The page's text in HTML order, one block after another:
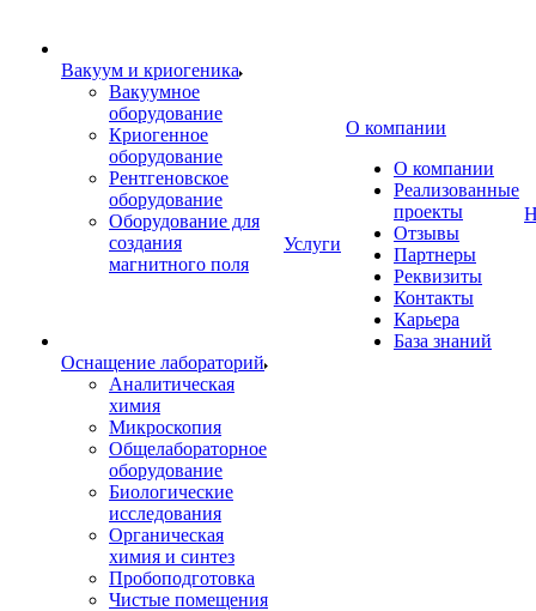
Вакуум и криогеника
Вакуумное
оборудование
Криогенное
оборудование
Рентгеновское
оборудование
Оборудование для
создания
магнитного поля
Оснащение лабораторий
Аналитическая
химия
Микроскопия
Общелабораторное
оборудование
Биологические
исследования
Органическая
химия и синтез
Пробоподготовка
Чистые помещения
Услуги
О компании
О компании
Реализованные
проекты
Отзывы
Партнеры
Реквизиты
Контакты
Карьера
База знаний